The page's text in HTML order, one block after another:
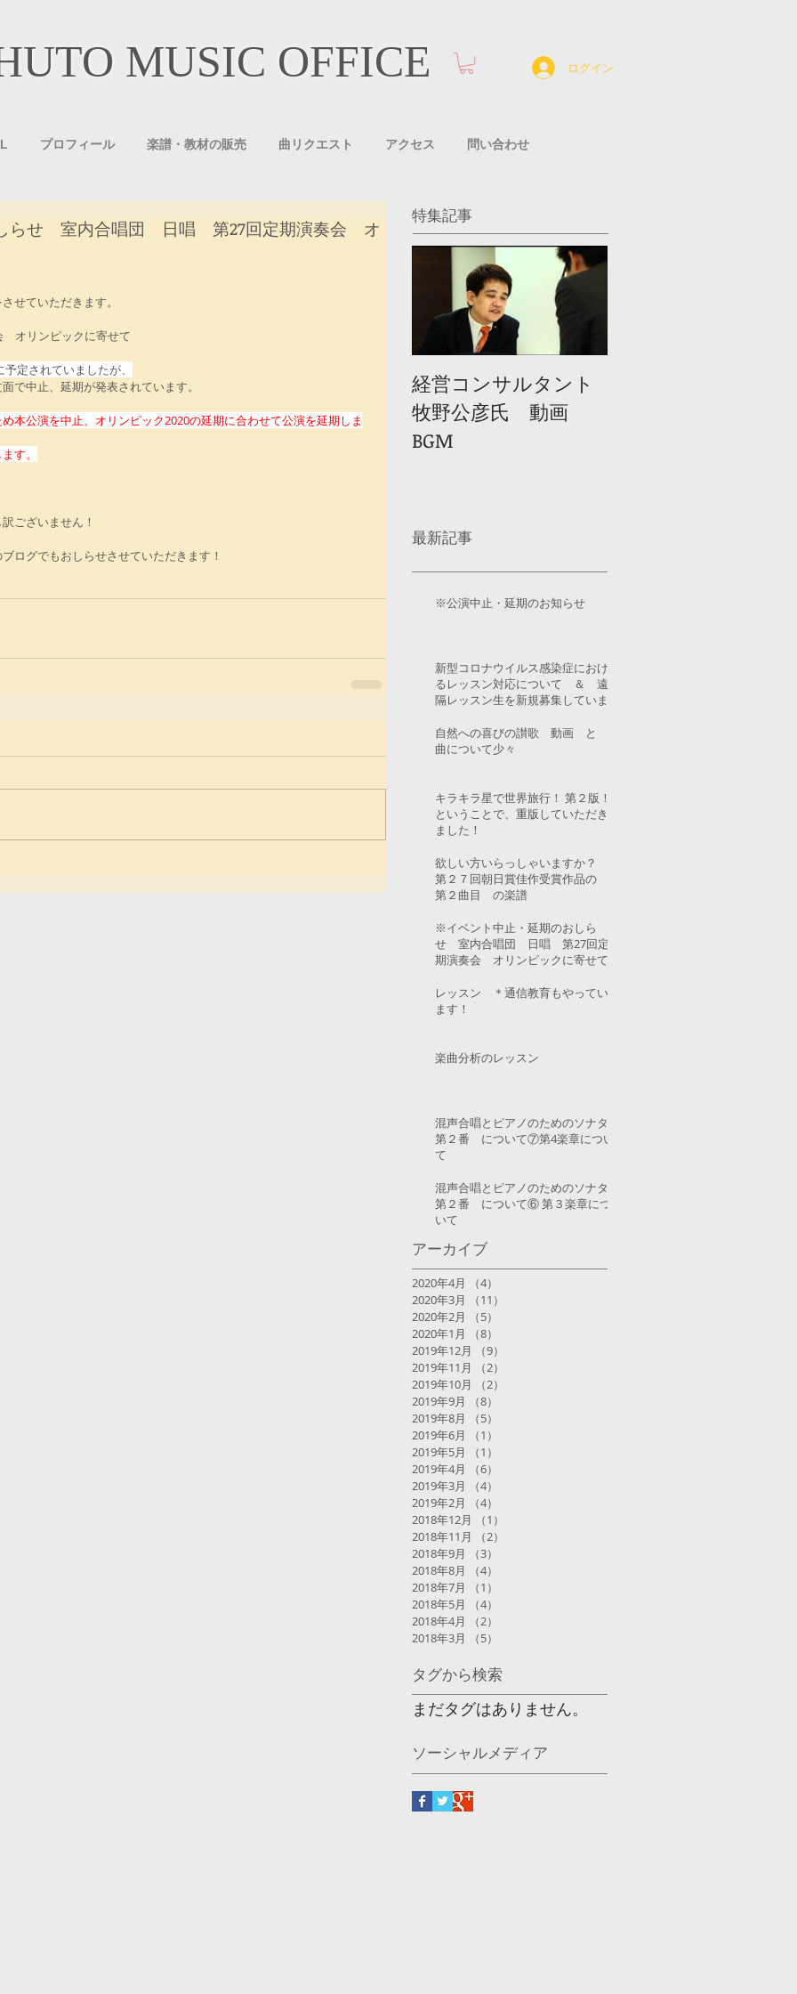
MUSIC OFFICE ログイン
プロフィール 楽譜・教材の販売 曲リクエスト アクセス 問い合わせ
らせ 室内合唱団 日唱 第27回定期演奏会 オ
せていただきます。
オリンピックに寄せて
定されていましたが、
で中止、延期が発表されています。
本公演を中止、オリンピック2020の延期に合わせて公演を延期しま
す。
ございません！
ログでもおしらせさせていただきます！
特集記事
経営コンサルタント
牧野公彦氏 動画
BGM
最新記事
※公演中止・延期のお知らせ
新型コロナウイルス感染症におけ
るレッスン対応について ＆ 遠
隔レッスン生を新規募集していま
自然への喜びの讃歌 動画 と
曲について少々
キラキラ星で世界旅行！ 第２版！
ということで、重版していただき
ました！
欲しい方いらっしゃいますか？
第２７回朝日賞佳作受賞作品の
第２曲目 の楽譜
※イベント中止・延期のおしら
せ 室内合唱団 日唱 第27回定
期演奏会 オリンピックに寄せて
レッスン ＊通信教育もやってい
ます！
楽曲分析のレッスン
混声合唱とピアノのためのソナタ
第２番 について⑦第4楽章につい
て
混声合唱とピアノのためのソナタ
第２番 について⑥ 第３楽章につ
いて
アーカイブ
2020年4月 （4）
2020年3月
（11）
2020年2月
（5）
2020年1月
（8）
2019年12月
（9）
2019年11月
（2）
2019年10月
（2）
2019年9月
（8）
2019年8月
（5）
2019年6月
（1）
2019年5月
（1）
2019年4月
（6）
2019年3月
（4）
2019年2月
（4）
2018年12月
（1）
2018年11月
（2）
2018年9月
（3）
2018年8月
（4）
2018年7月
（1）
2018年5月
（4）
2018年4月
（2）
2018年3月
（5）
タグから検索
まだタグはありません。
ソーシャルメディア